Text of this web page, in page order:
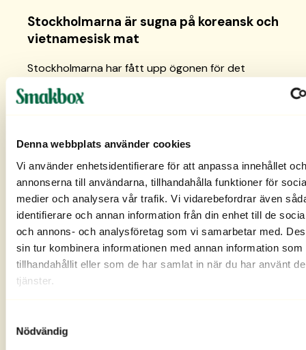
Denna webbplats använder cookies
Vi använder enhetsidentifierare för att anpassa innehållet och
annonserna till användarna, tillhandahålla funktioner för
medier och analysera vår trafik. Vi vidarebefordrar även
identifierare och annan information från din enhet till de
och annons- och analysföretag som vi samarbetar med.
sin tur kombinera informationen med annan information som
tillhandahållit eller som de har samlat in när du har använt
tjänster.
Nödvändig
Stockholmarna är sugna på koreansk och
vietnamesisk mat
Stockholmarna har fått upp ögonen för det
de asiatiska köken klumpats ihop till ett, men nu
köket. Hela 39% vill äta mer koreanskt jämfört med
27% i Sverige och 33% vill äta mer vietnamesiskt
jämfört med 22% i resten av landet.
Så vill vi äta 2024
Vi slänger mindre och lagar mer mat. Det gångna
året har lärt oss att hushålla med ekonomin.
Närmare 7 av 10 (65%) uppger att man håller sig
till smaker och maträtter man uppfattar som
prisvärda och lagar mer mat själv i hemmet (43%).
starkt under 2024. Det vi vill laga mer av framåt är
matlagning i säsong (57%), följt av snabblagat